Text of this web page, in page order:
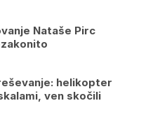
Nataše Pirc
helikopter
ven skočili